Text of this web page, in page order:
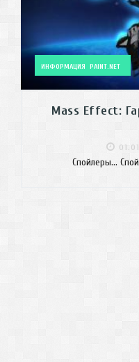
ИНФОРМАЦИЯ PAINT.NET
Mass Effect:
Спойлеры...